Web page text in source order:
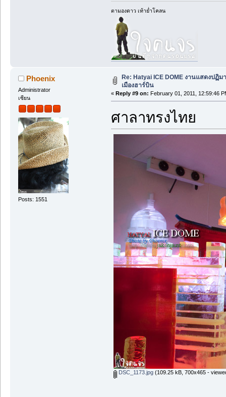
ตามองดาว เท้าย่ำโคลน
Phoenix
Administrator
เซียน
Posts: 1551
Re: Hatyai ICE DOME งานแสดงปฏิ
เมืองฮาร์บิน
« Reply #9 on: February 01, 2011, 12:59:46
ศาลาทรงไทย
DSC_1173.jpg(109.25 kB, 700x465 -